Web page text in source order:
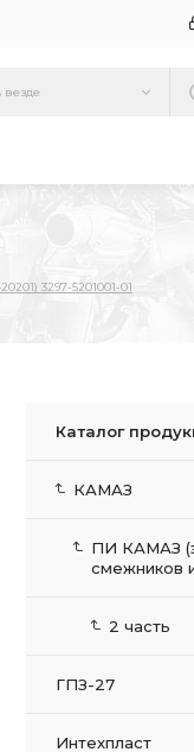
везде
3297-5201001-01
Каталог
КАМАЗ
ПИ КАМАЗ
смежников
2 часть
ГПЗ-27
Интехпласт